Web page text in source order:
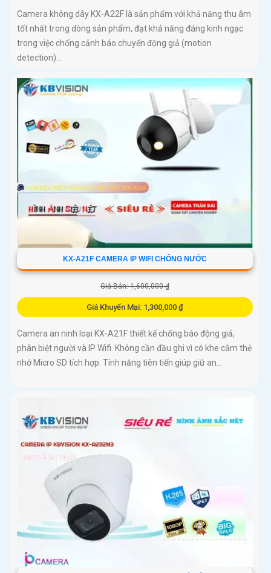
Camera không dây KX-A22F là sản phẩm với khả năng thu âm
tốt nhất trong dòng sản phẩm, đạt khả năng đáng kinh ngạc
trong việc chống cảnh báo chuyển động giả (motion
detection)...
KX-A21F CAMERA IP WIFI CHỐNG NƯỚC
Giá Bán: 1,600,000 ₫
Giá Khuyến Mại: 1,300,000 ₫
Camera an ninh loại KX-A21F thiết kế chống báo động giả,
phân biệt người và IP Wifi. Không cần đầu ghi vì có khe cắm thẻ
nhớ Micro SD tích hợp. Tính năng tiên tiến giúp giữ an...